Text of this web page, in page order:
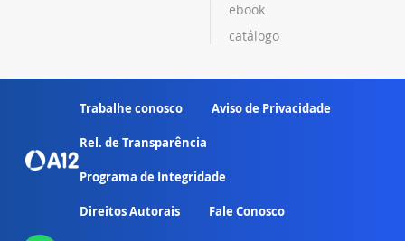
ebook
catálogo
Trabalhe conosco Aviso de Privacidade
Rel. de Transparência
Programa de Integridade
Direitos Autorais Fale Conosco